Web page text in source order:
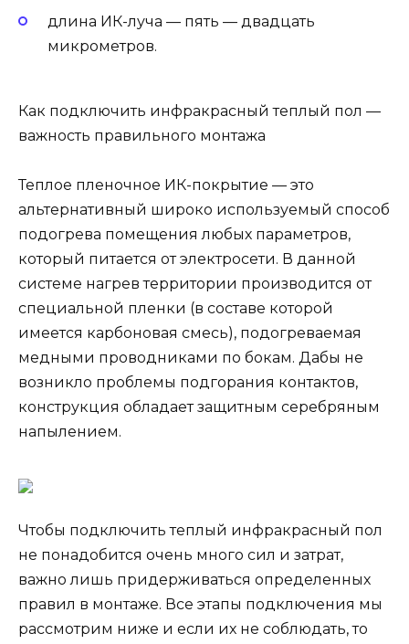
длина ИК-луча — пять — двадцать
микрометров.
Как подключить инфракрасный теплый пол —
важность правильного монтажа
Теплое пленочное ИК-покрытие — это
альтернативный широко используемый способ
подогрева помещения любых параметров,
который питается от электросети. В данной
системе нагрев территории производится от
специальной пленки (в составе которой
имеется карбоновая смесь), подогреваемая
медными проводниками по бокам. Дабы не
возникло проблемы подгорания контактов,
конструкция обладает защитным серебряным
напылением.
Чтобы подключить теплый инфракрасный пол
не понадобится очень много сил и затрат,
важно лишь придерживаться определенных
правил в монтаже. Все этапы подключения мы
рассмотрим ниже и если их не соблюдать, то